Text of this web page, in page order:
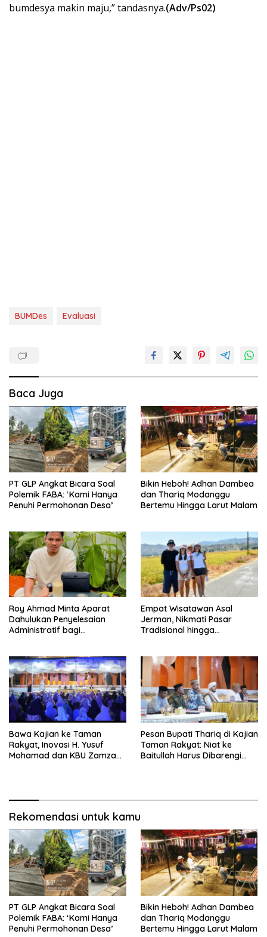
bumdesya makin maju,” tandasnya.(Adv/Ps02)
BUMDes Evaluasi
Baca Juga
PT GLP Angkat Bicara Soal
Polemik FABA: ‘Kami Hanya
Penuhi Permohonan Desa’
Bikin Heboh! Adhan Dambea
dan Thariq Modanggu
Bertemu Hingga Larut Malam
Roy Ahmad Minta Aparat
Dahulukan Penyelesaian
Administratif bagi
Empat Wisatawan Asal
Jerman, Nikmati Pasar
Tradisional hingga
Bawa Kajian ke Taman
Rakyat, Inovasi H. Yusuf
Mohamad dan KBU Zamzam
Pesan Bupati Thariq di Kajian
Taman Rakyat: Niat ke
Baitullah Harus Dibarengi
Rekomendasi untuk kamu
PT GLP Angkat Bicara Soal
Polemik FABA: ‘Kami Hanya
Penuhi Permohonan Desa’
Bikin Heboh! Adhan Dambea
dan Thariq Modanggu
Bertemu Hingga Larut Malam